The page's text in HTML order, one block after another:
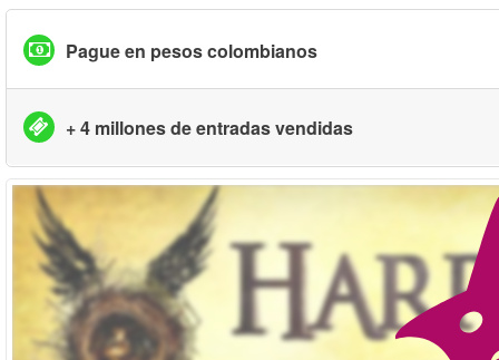
Pague en pesos colombianos
+ 4 millones de entradas vendidas